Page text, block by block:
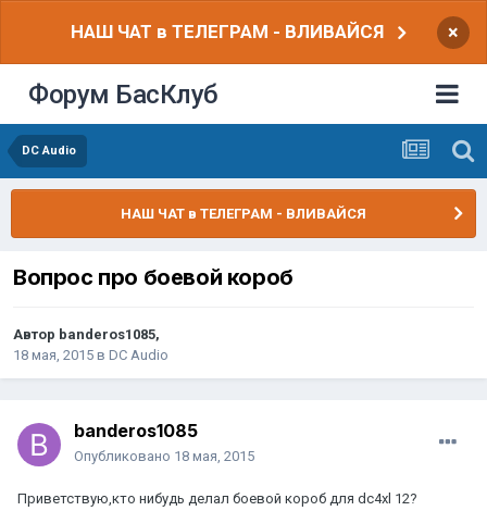
НАШ ЧАТ в ТЕЛЕГРАМ - ВЛИВАЙСЯ ×
Форум БасКлуб
DC Audio
НАШ ЧАТ в ТЕЛЕГРАМ - ВЛИВАЙСЯ
Вопрос про боевой короб
Автор banderos1085,
18 мая, 2015 в DC Audio
banderos1085
Опубликовано 18 мая, 2015
Приветствую,кто нибудь делал боевой короб для dc4xl 12?